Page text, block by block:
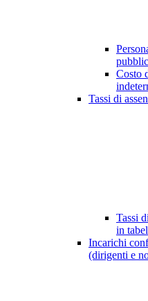
Costo
Tassi di
Tassi
in
Incarichi
(dirigenti e